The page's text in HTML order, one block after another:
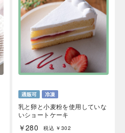
乳と卵と小麦粉を使用していな
いショートケーキ
￥280 税込 ￥302